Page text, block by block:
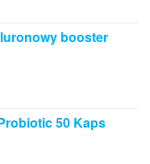
booster
50 Kaps